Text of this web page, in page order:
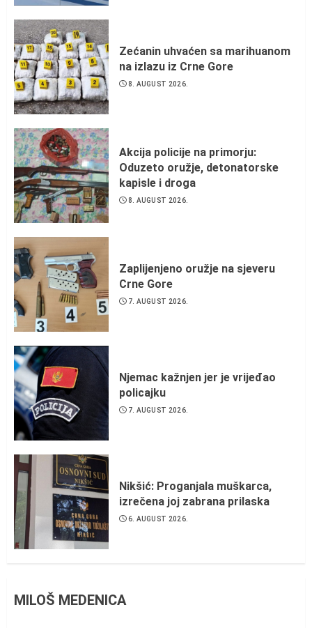
Zećanin uhvaćen sa marihuanom
na izlazu iz Crne Gore
8. AUGUST 2026.
Akcija policije na primorju:
Oduzeto oružje, detonatorske
kapisle i droga
8. AUGUST 2026.
Zaplijenjeno oružje na sjeveru
Crne Gore
7. AUGUST 2026.
Njemac kažnjen jer je vrijeđao
policajku
7. AUGUST 2026.
Nikšić: Proganjala muškarca,
izrečena joj zabrana prilaska
6. AUGUST 2026.
MILOŠ MEDENICA